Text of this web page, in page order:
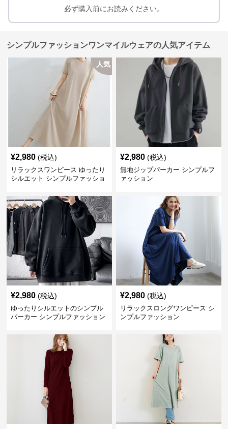
必ず購入前にお読みください。
シンプルファッションワンマイルウェアの人気アイテム
人気
¥2,980 (税込)
リラックスワンピース ゆったり
シルエット シンプルファッショ
¥2,980 (税込)
無地ジップパーカー シンプルフ
ァッション
¥2,980 (税込)
ゆったりシルエットのシンプル
パーカー シンプルファッション
¥2,980 (税込)
リラックスロングワンピース シ
ンプルファッション